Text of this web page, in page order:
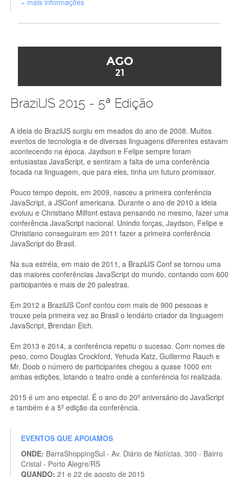
» mais informações
AGO
21
BrazilJS 2015 - 5ª Edição
A ideia do BrazilJS surgiu em meados do ano de 2008. Muitos
eventos de tecnologia e de diversas linguagens diferentes estavam
acontecendo na época. Jaydson e Felipe sempre foram
entusiastas JavaScript, e sentiram a falta de uma conferência
focada na linguagem, que para eles, tinha um futuro promissor.
Pouco tempo depois, em 2009, nasceu a primeira conferência
JavaScript, a JSConf americana. Durante o ano de 2010 a ideia
evoluiu e Christiano Milfont estava pensando no mesmo, fazer uma
conferência JavaScript nacional. Unindo forças, Jaydson, Felipe e
Christiano conseguiram em 2011 fazer a primeira conferência
JavaScript do Brasil.
Na sua estréia, em maio de 2011, a BrazilJS Conf se tornou uma
das maiores conferências JavaScript do mundo, contando com 600
participantes e mais de 20 palestras.
Em 2012 a BrazilJS Conf contou com mais de 900 pessoas e
trouxe pela primeira vez ao Brasil o lendário criador da linguagem
JavaScript, Brendan Eich.
Em 2013 e 2014, a conferência repetiu o sucesso. Com nomes de
peso, como Douglas Crockford, Yehuda Katz, Guillermo Rauch e
Mr. Doob o número de participantes chegou a quase 1000 em
ambas edições, lotando o teatro onde a conferência foi realizada.
2015 é um ano especial. É o ano do 20º aniversário do JavaScript
e também é a 5º edição da conferência.
EVENTOS QUE APOIAMOS
ONDE: BarraShoppingSul - Av. Diário de Notícias, 300 - Bairro
Cristal - Porto Alegre/RS
QUANDO: 21 e 22 de agosto de 2015